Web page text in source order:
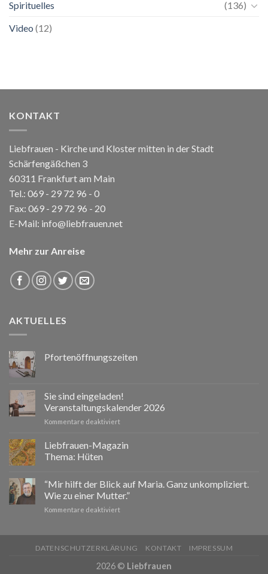
Spirituelles
(136)
Video (12)
KONTAKT
Liebfrauen - Kirche und Kloster mitten in der Stadt
Schärfengäßchen 3
60311 Frankfurt am Main
Tel.: 069 - 29 72 96 - 0
Fax: 069 - 29 72 96 - 20
E-Mail: info@liebfrauen.net
Mehr zur Anreise
AKTUELLES
Pfortenöffnungszeiten
Sie sind eingeladen!
Veranstaltungskalender 2026
Kommentare deaktiviertfür
sind
Liebfrauen-Magazin
Thema: Hüten
“Mir hilft der Blick auf Maria. Ganz unkompliziert.
Wie zu einer Mutter.”
Kommentare deaktiviertfür
Blick
Maria.
DATENSCHUTZERKLÄRUNG KONTAKT IMPRESSUM
2026 © Liebfrauen